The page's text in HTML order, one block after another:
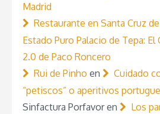
Madrid
Restaurante en Santa Cruz
Estado Puro Palacio de Tepa: El
2.0 de Paco Roncero
Rui de Pinho en
Cuidado
“petiscos” o aperitivos
Sinfactura Porfavoren
Los